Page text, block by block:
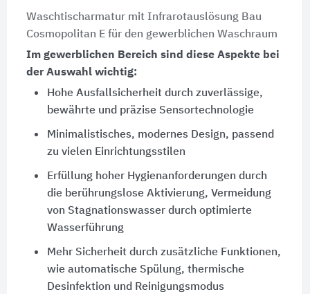
Waschtischarmatur mit Infrarotauslösung Bau
Cosmopolitan E für den gewerblichen Waschraum
Im gewerblichen Bereich sind diese Aspekte bei
der Auswahl wichtig:
Hohe Ausfallsicherheit durch zuverlässige,
bewährte und präzise Sensortechnologie
Minimalistisches, modernes Design, passend
zu vielen Einrichtungsstilen
Erfüllung hoher Hygienanforderungen durch
die berührungslose Aktivierung, Vermeidung
von Stagnationswasser durch optimierte
Wasserführung
Mehr Sicherheit durch zusätzliche Funktionen,
wie automatische Spülung, thermische
Desinfektion und Reinigungsmodus